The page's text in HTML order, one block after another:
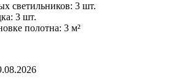
светильников: 3 шт.
3 шт.
полотна: 3 м²